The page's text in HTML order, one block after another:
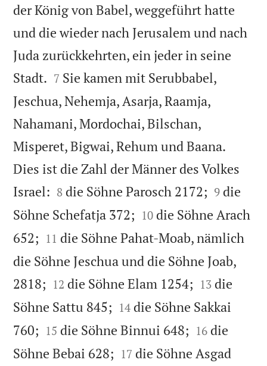
der König von Babel, weggeführt hatte
und die wieder nach Jerusalem und nach
Juda zurückkehrten, ein jeder in seine
Stadt. 

7 Sie kamen mit Serubbabel,
Jeschua, Nehemja, Asarja, Raamja,
Nahamani, Mordochai, Bilschan,
Misperet, Bigwai, Rehum und Baana.
Dies ist die Zahl der Männer des Volkes
Israel: 

8 die Söhne Parosch 2172; 

9 die
Söhne Schefatja 372; 

10 die Söhne Arach
652; 

11 die Söhne Pahat-Moab, nämlich
die Söhne Jeschua und die Söhne Joab,
2818; 

12 die Söhne Elam 1254; 

13 die
Söhne Sattu 845; 

14 die Söhne Sakkai
760; 

15 die Söhne Binnui 648; 

16 die
Söhne Bebai 628; 

17 die Söhne Asgad